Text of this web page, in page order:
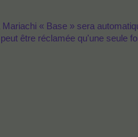
Mariachi « Base » sera
peut être réclamée qu'une seule